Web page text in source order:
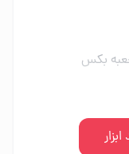
بکس
پنوماتیک